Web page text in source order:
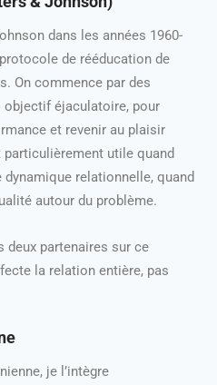
dans les années 1960-
de rééducation de
On commence par des
objectif éjaculatoire, pour
et revenir au plaisir
utile quand
dynamique relationnelle, quand
autour du problème.
deux partenaires sur ce
la relation entière, pas
je l’intègre